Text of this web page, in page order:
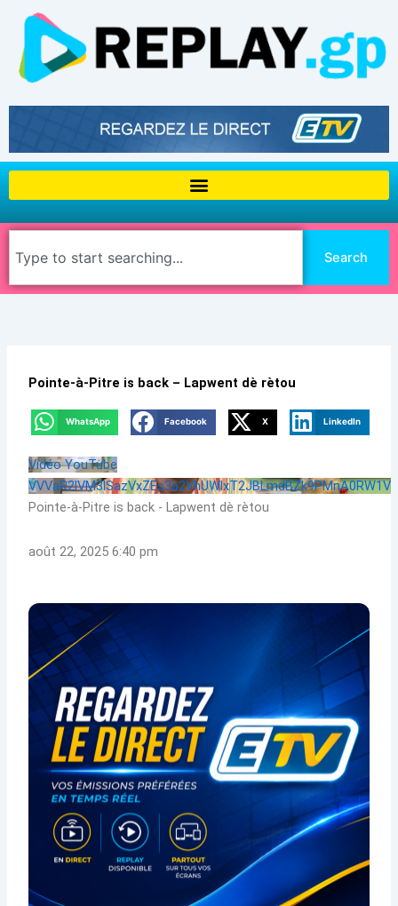
contenu
Search
Pointe-à-Pitre is back – Lapwent dè rètou
WhatsApp Facebook X LinkedIn
Vidéo YouTube
VVVaR2lVM3lSazVxZEs3a2VhUWlxT2JBLmdBZk9PMnA0RW1V
Pointe-à-Pitre is back - Lapwent dè rètou
août 22, 2025 6:40 pm